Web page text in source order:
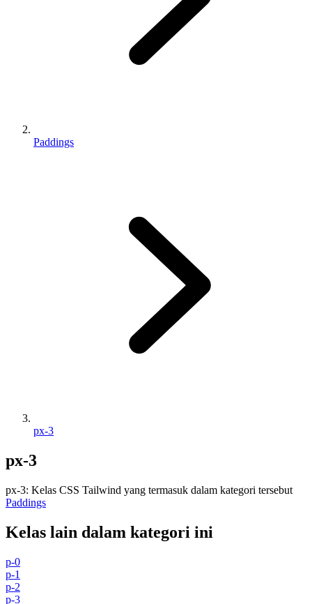
Paddings
px-3
px-3
px-3: Kelas CSS Tailwind yang termasuk dalam kategori tersebut
Paddings
Kelas lain dalam kategori ini
p-0
p-1
p-2
p-3